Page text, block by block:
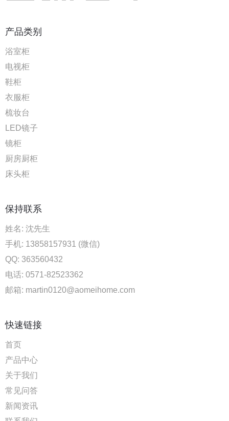
产品类别
浴室柜
电视柜
鞋柜
衣服柜
梳妆台
LED镜子
镜柜
厨房厨柜
床头柜
保持联系
姓名: 沈先生
手机: 13858157931 (微信)
QQ: 363560432
电话: 0571-82523362
邮箱: martin0120@aomeihome.com
快速链接
首页
产品中心
关于我们
常见问答
新闻资讯